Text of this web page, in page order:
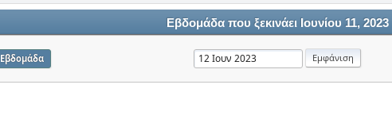
Εβδομάδα που ξεκινάει Ιουνίου 11, 2023
Εβδομάδα